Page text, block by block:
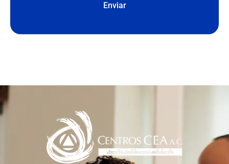
Enviar